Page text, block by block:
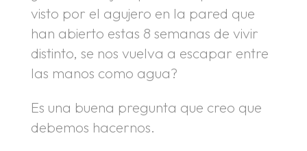
visto por el agujero en la pared que
han abierto estas 8 semanas de vivir
distinto, se nos vuelva a escapar entre
las manos como agua?
Es una buena pregunta que creo que
debemos hacernos.